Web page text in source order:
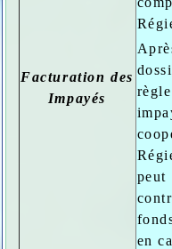
Facturation des
Impayés
peut
en